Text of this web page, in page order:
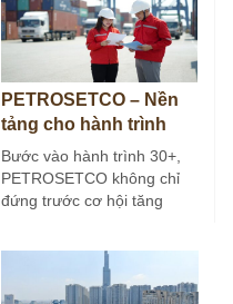
PETROSETCO – Nền
tảng cho hành trình
30+
Bước vào hành trình 30+,
PETROSETCO không chỉ
đứng trước cơ hội tăng